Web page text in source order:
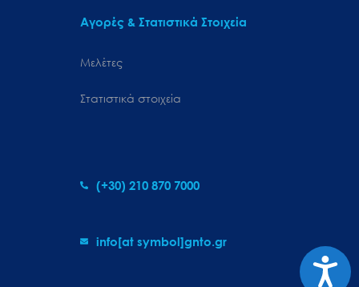
Αγορές & Στατιστικά Στοιχεία
Μελέτες
Στατιστικά στοιχεία
(+30) 210 870 7000
info[at symbol]gnto.gr